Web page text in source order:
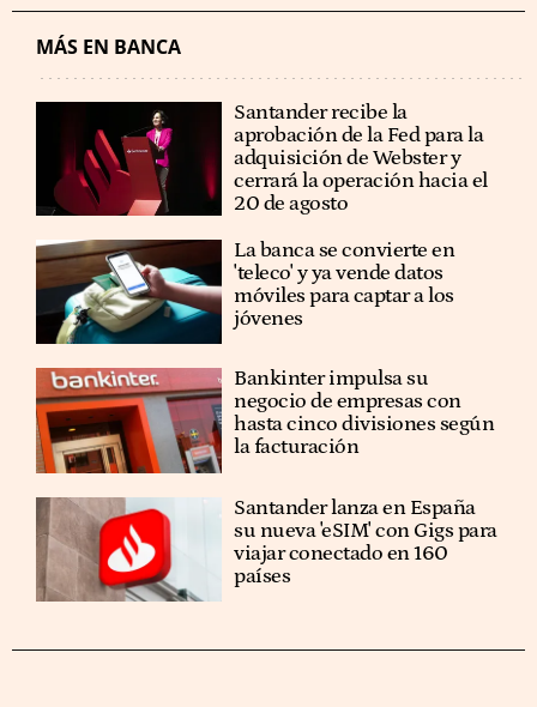
MÁS EN BANCA
Santander recibe la
aprobación de la Fed para la
adquisición de Webster y
cerrará la operación hacia el
20 de agosto
La banca se convierte en
'teleco' y ya vende datos
móviles para captar a los
jóvenes
Bankinter impulsa su
negocio de empresas con
hasta cinco divisiones según
la facturación
Santander lanza en España
su nueva 'eSIM' con Gigs para
viajar conectado en 160
países